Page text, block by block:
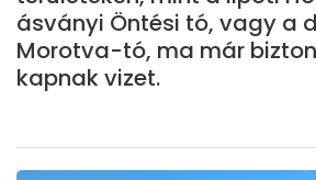
ásványi Öntési tó, vagy a
Morotva-tó, ma már
kapnak vizet.